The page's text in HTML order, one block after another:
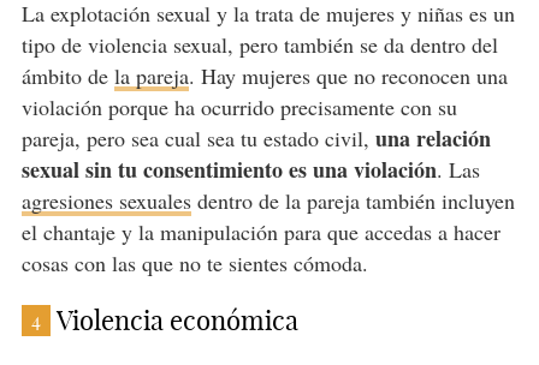
La explotación sexual y la trata de mujeres y niñas es un
tipo de violencia sexual, pero también se da dentro del
ámbito de la pareja. Hay mujeres que no reconocen una
violación porque ha ocurrido precisamente con su
pareja, pero sea cual sea tu estado civil, una relación
sexual sin tu consentimiento es una violación. Las
agresiones sexualesdentro de la pareja también incluyen
el chantaje y la manipulación para que accedas a hacer
cosas con las que no te sientes cómoda.
4 Violencia económica